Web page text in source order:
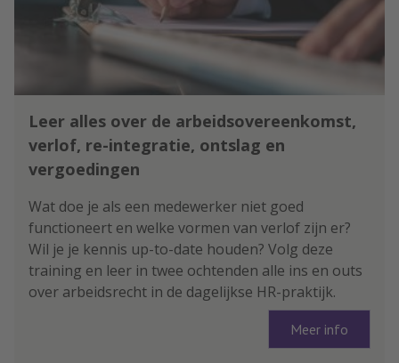
Leer alles over de arbeidsovereenkomst,
verlof, re-integratie, ontslag en
vergoedingen
Wat doe je als een medewerker niet goed
functioneert en welke vormen van verlof zijn er?
Wil je je kennis up-to-date houden? Volg deze
training en leer in twee ochtenden alle ins en outs
over arbeidsrecht in de dagelijkse HR-praktijk.
Meer info